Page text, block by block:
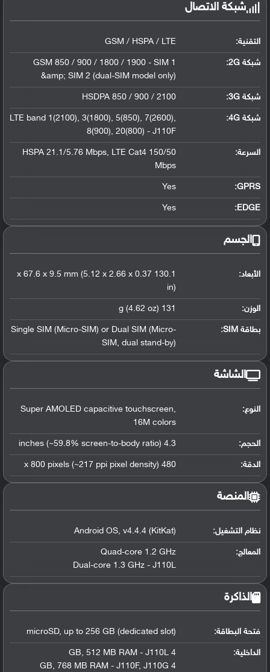
شبكة الاتصال
التقنية: GSM / HSPA / LTE
شبكة 2G:
GSM 850 / 900 / 1800 / 1900 - SIM 1
&amp; SIM 2 (dual-SIM model only)
شبكة 3G :
HSDPA 850 / 900 / 2100
شبكة 4G :
LTE band 1(2100), 3(1800), 5(850), 7(2600),
8(900), 20(800) - J110F
السرعة:
HSPA 21.1/5.76 Mbps, LTE Cat4 150/50
Mbps
GPRS:
Yes
EDGE:
Yes
الجسم
الأبعاد:
130.1 x 67.6 x 9.5 mm (5.12 x 2.66 x 0.37
in)
الوزن: 131 g (4.62 oz)
بطاقة SIM:
Single SIM (Micro-SIM) or Dual SIM (Micro-
SIM, dual stand-by)
الشاشة
النوع:
Super AMOLED capacitive touchscreen,
16M colors
الحجم: 4.3 inches (~59.8% screen-to-body ratio)
الدقة: 480 x 800 pixels (~217 ppi pixel density)
المنصة
نظام التشغيل:
Android OS, v4.4.4 (KitKat)
المعالج:
Quad-core 1.2 GHz
Dual-core 1.3 GHz - J110L
الذاكرة
فتحة البطاقة: microSD, up to 256 GB (dedicated slot)
الداخلية:
4 GB, 512 MB RAM - J110L
4 GB, 768 MB RAM - J110F, J110G